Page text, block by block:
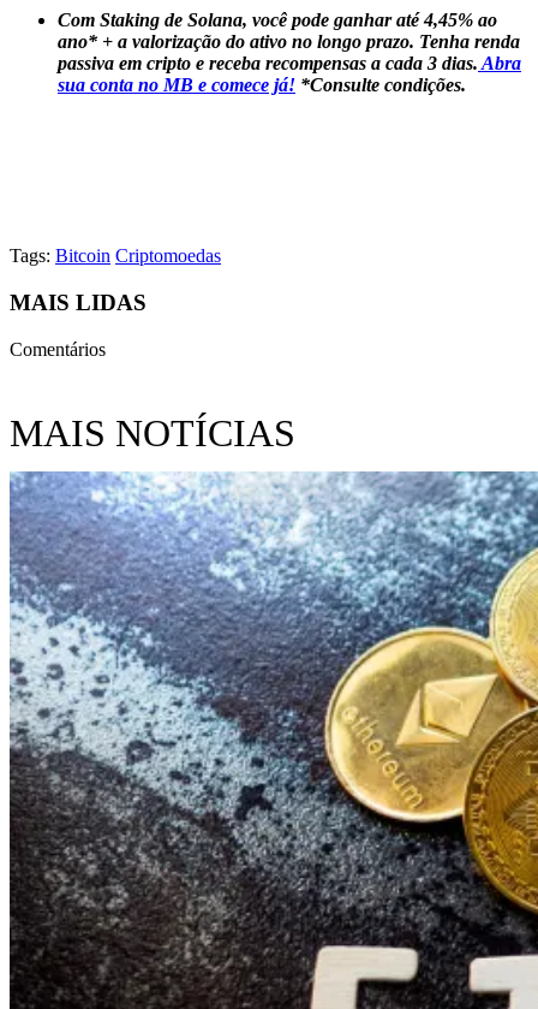
Com Staking de Solana, você pode ganhar até 4,45% ao
ano* + a valorização do ativo no longo prazo. Tenha renda
passiva em cripto e receba recompensas a cada 3 dias. Abra
sua conta no MB e comece já! *Consulte condições.
Tags: Bitcoin Criptomoedas
MAIS LIDAS
Comentários
MAIS NOTÍCIAS